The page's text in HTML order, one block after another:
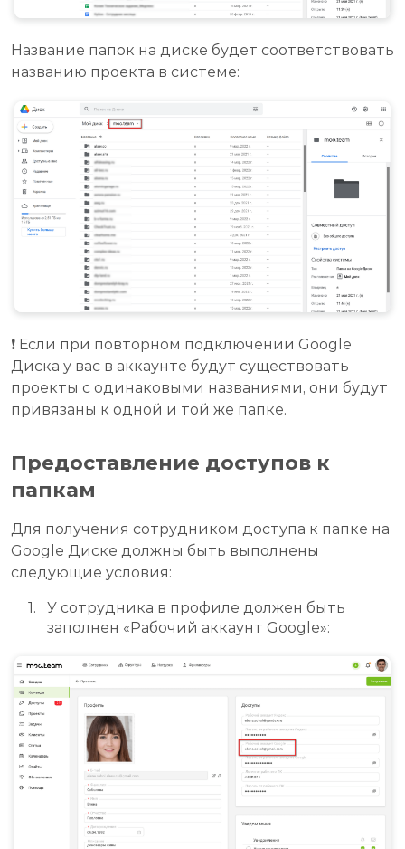
Название папок на диске будет соответствовать
названию проекта в системе:
❗ Если при повторном подключении Google
Диска у вас в аккаунте будут существовать
проекты с одинаковыми названиями, они будут
привязаны к одной и той же папке.
Предоставление доступов к
папкам
Для получения сотрудником доступа к папке на
Google Диске должны быть выполнены
следующие условия:
У сотрудника в профиле должен быть
заполнен «Рабочий аккаунт Google»: